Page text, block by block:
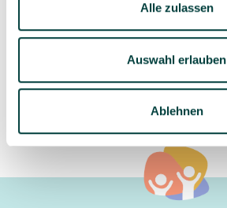
Alle zulassen
Auswahl erlauben
Ablehnen